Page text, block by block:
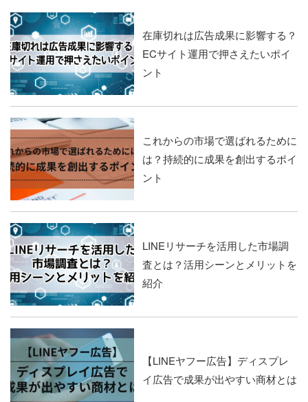
在庫切れは広告成果に影響する？
ECサイト運用で押さえたいポイ
ント
これからの市場で選ばれるために
は？持続的に成果を創出するポイ
ント
LINEリサーチを活用した市場調
査とは？活用シーンとメリットを
紹介
【LINEヤフー広告】ディスプレ
イ広告で成果が出やすい商材とは